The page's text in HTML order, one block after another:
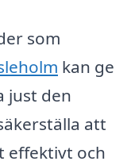
som
kan ge
just den
att
effektivt och